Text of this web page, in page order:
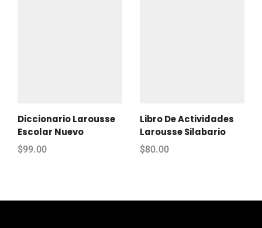
Diccionario Larousse
Escolar Nuevo
$99.00
Libro De Actividades
Larousse Silabario
$80.00